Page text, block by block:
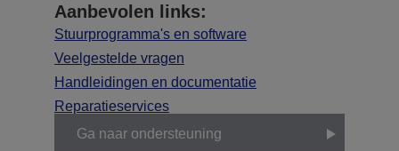
Aanbevolen links:
Stuurprogramma's en software
Veelgestelde vragen
Handleidingen en documentatie
Reparatieservices
Ga naar ondersteuning